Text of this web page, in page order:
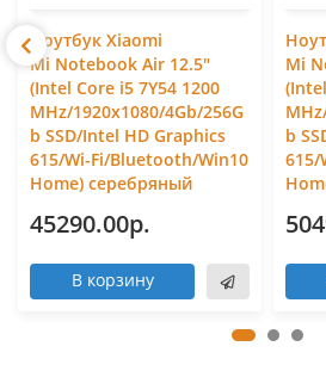
Ноутбук Xiaomi
Mi Notebook Air 12.5"
(Intel Core i5 7Y54 1200
MHz/1920x1080/4Gb/256G
b SSD/Intel HD Graphics
615/Wi-Fi/Bluetooth/Win10
Home) серебряный
45290.00р.
В корзину
Mi
b
615/